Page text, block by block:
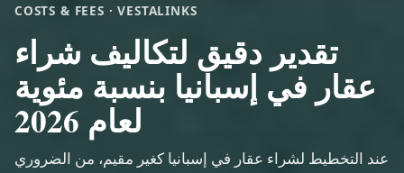
COSTS & FEES · VESTALINKS
تقدير دقيق لتكاليف شراء
عقار في إسبانيا بنسبة مئوية
لعام 2026
عند التخطيط لشراء عقار في إسبانيا كغير مقيم، من الضروري